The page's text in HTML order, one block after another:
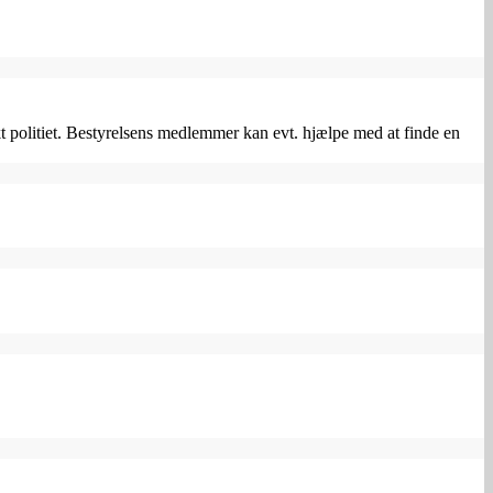
Bestyrelsens medlemmer kan evt. hjælpe med at finde en